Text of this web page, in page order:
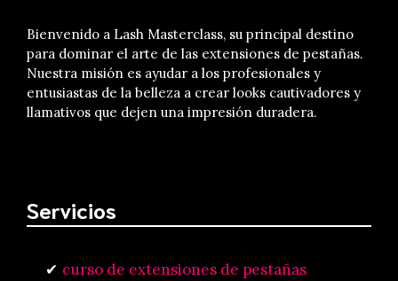
Bienvenido a Lash Masterclass, su principal destino
para dominar el arte de las extensiones de pestañas.
Nuestra misión es ayudar a los profesionales y
entusiastas de la belleza a crear looks cautivadores y
llamativos que dejen una impresión duradera.
Servicios
curso de extensiones de pestañas